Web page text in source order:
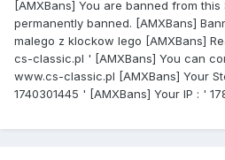
[AMXBans] You are banned from
permanently banned. [AMXBans]
malego z klockow lego [AMXBans]
cs-classic.pl ' [AMXBans] You can
www.cs-classic.pl [AMXBans] Your
1740301445 ' [AMXBans] Your IP : '